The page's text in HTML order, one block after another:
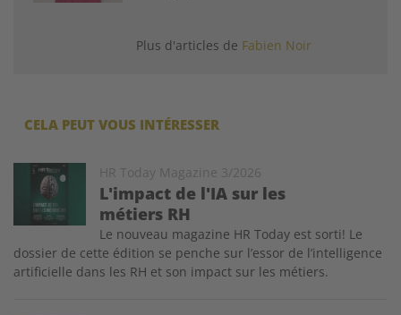
Plus d'articles de Fabien Noir
CELA PEUT VOUS INTÉRESSER
HR Today Magazine 3/2026
L'impact de l'IA sur les
métiers RH
Image
Le nouveau magazine HR Today est sorti! Le
dossier de cette édition se penche sur l’essor de l’intelligence
artificielle dans les RH et son impact sur les métiers.